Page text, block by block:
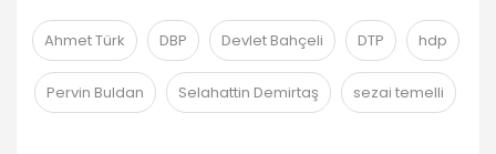
Ahmet Türk DBP Devlet Bahçeli DTP hdp
Pervin Buldan Selahattin Demirtaş sezai temelli